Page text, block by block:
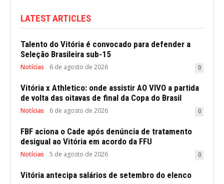
LATEST ARTICLES
Talento do Vitória é convocado para defender a
Seleção Brasileira sub-15
Notícias 6 de agosto de 2026 0
Vitória x Athletico: onde assistir AO VIVO a partida
de volta das oitavas de final da Copa do Brasil
Notícias 6 de agosto de 2026 0
FBF aciona o Cade após denúncia de tratamento
desigual ao Vitória em acordo da FFU
Notícias 5 de agosto de 2026 0
Vitória antecipa salários de setembro do elenco